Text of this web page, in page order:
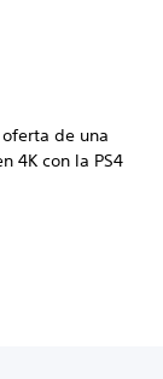
de una
4K con la PS4